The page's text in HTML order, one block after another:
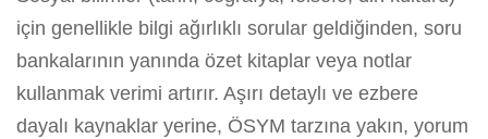
için genellikle bilgi ağırlıklı sorular geldiğinden, soru
bankalarının yanında özet kitaplar veya notlar
kullanmak verimi artırır. Aşırı detaylı ve ezbere
dayalı kaynaklar yerine, ÖSYM tarzına yakın, yorum